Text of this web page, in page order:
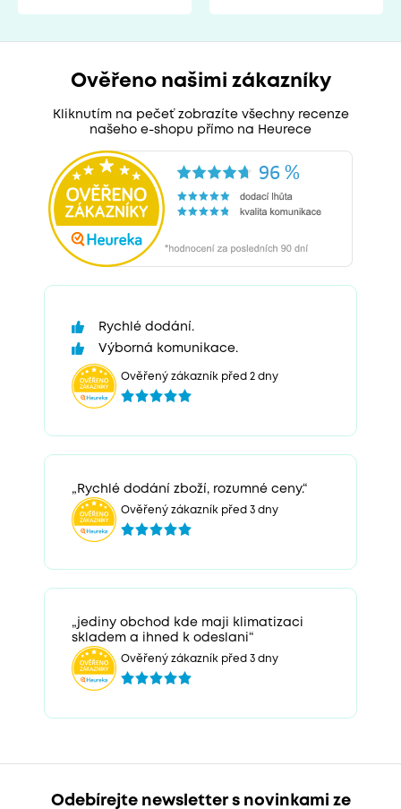
Ověřeno našimi zákazníky
Kliknutím na pečeť zobrazíte všechny recenze
našeho e-shopu přímo na Heurece
Rychlé dodání.
Výborná komunikace.
Ověřený zákazník před 2 dny
„Rychlé dodání zboží, rozumné ceny.“
Ověřený zákazník před 3 dny
„jediny obchod kde maji klimatizaci
skladem a ihned k odeslani“
Ověřený zákazník před 3 dny
Odebírejte newsletter s novinkami ze